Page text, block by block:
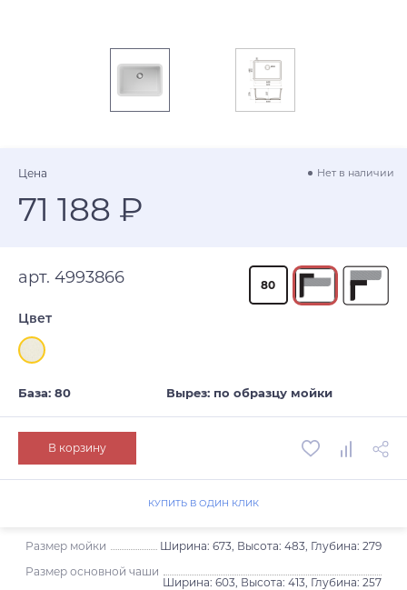
Размер мойки
Ширина: 673, Высота: 483, Глубина: 279
Размер основной чаши
Ширина: 603, Высота: 413, Глубина: 257
Цена Нет в наличии
71 188 ₽
арт. 4993866 80
Цвет
База: 80 Вырез: по образцу мойки
В корзину
КУПИТЬ В ОДИН КЛИК